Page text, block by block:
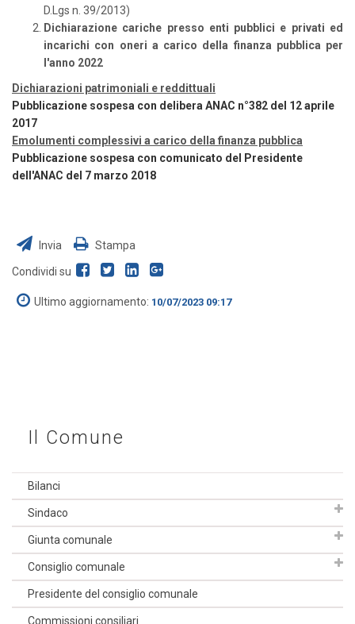
D.Lgs n. 39/2013)
Dichiarazione cariche presso enti pubblici e privati ed
incarichi con oneri a carico della finanza pubblica per
l'anno 2022
Dichiarazioni patrimoniali e reddittuali
Pubblicazione sospesa con delibera ANAC n°382 del 12 aprile
2017
Emolumenti complessivi a carico della finanza pubblica
Pubblicazione sospesa con comunicato del Presidente
dell'ANAC del 7 marzo 2018
Invia Stampa
Condividi su
Ultimo aggiornamento: 10/07/2023 09:17
Il Comune
Bilanci
Sindaco
Giunta comunale
Consiglio comunale
Presidente del consiglio comunale
Commissioni consiliari